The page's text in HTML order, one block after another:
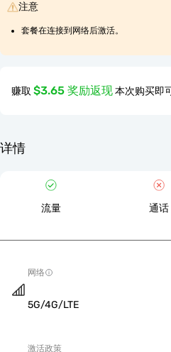
注意
套餐在连接到网络后激活。
赚取 $3.65 奖励返现本次购买即
详情
流量 通话
网络
5G/4G/LTE
激活政策